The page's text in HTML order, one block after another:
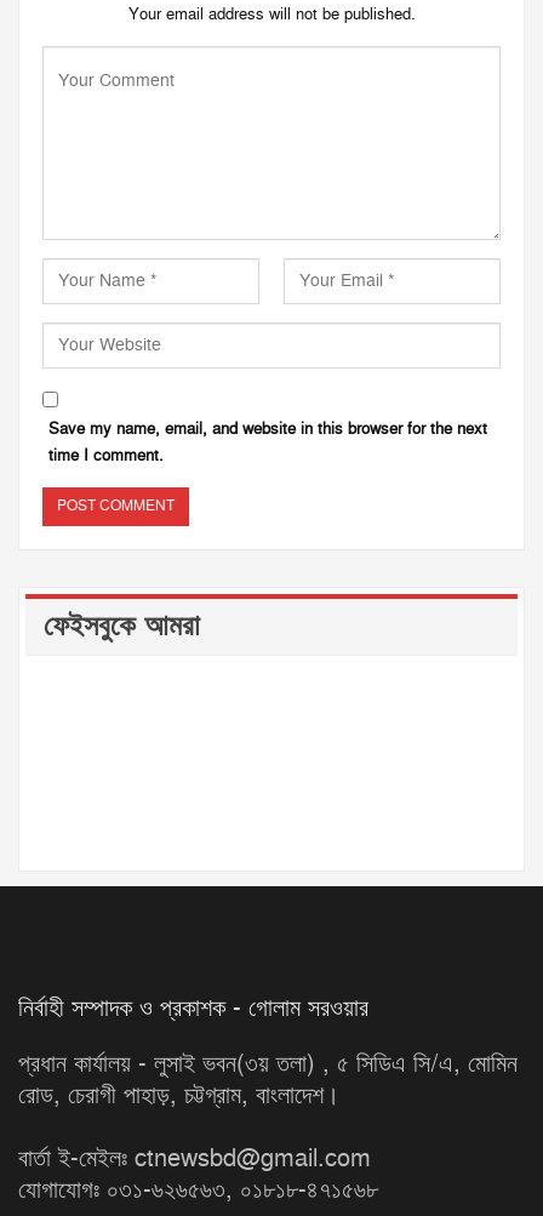
Your email address will not be published.
Save my name, email, and website in this browser for the next
time I comment.
ফেইসবুকে আমরা
নির্বাহী সম্পাদক ও প্রকাশক - গোলাম সরওয়ার
প্রধান কার্যালয় - লুসাই ভবন(৩য় তলা) , ৫ সিডিএ সি/এ, মোমিন
রোড, চেরাগী পাহাড়, চট্টগ্রাম, বাংলাদেশ।
বার্তা ই-মেইলঃ ctnewsbd@gmail.com
যোগাযোগঃ ০৩১-৬২৬৫৬৩, ০১৮১৮-৪৭১৫৬৮